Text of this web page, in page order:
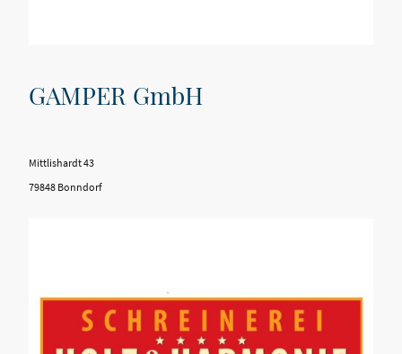
GAMPER GmbH
Mittlishardt 43
79848 Bonndorf